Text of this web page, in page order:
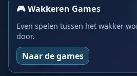
🎮 Wakkeren Games
Even spelen tussen het wakker
door.
Naar de games